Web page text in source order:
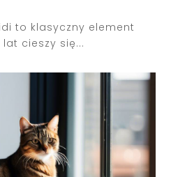
to klasyczny element
cieszy się...